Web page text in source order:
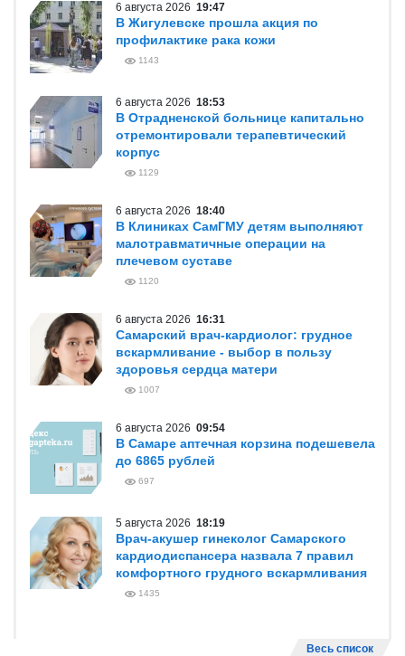
6 августа 2026 19:47
В Жигулевске прошла акция по
профилактике рака кожи
1143
6 августа 2026 18:53
В Отрадненской больнице капитально
отремонтировали терапевтический
корпус
1129
6 августа 2026 18:40
В Клиниках СамГМУ детям выполняют
малотравматичные операции на
плечевом суставе
1120
6 августа 2026 16:31
Самарский врач-кардиолог: грудное
вскармливание - выбор в пользу
здоровья сердца матери
1007
6 августа 2026 09:54
В Самаре аптечная корзина подешевела
до 6865 рублей
697
5 августа 2026 18:19
Врач-акушер гинеколог Самарского
кардиодиспансера назвала 7 правил
комфортного грудного вскармливания
1435
Весь список